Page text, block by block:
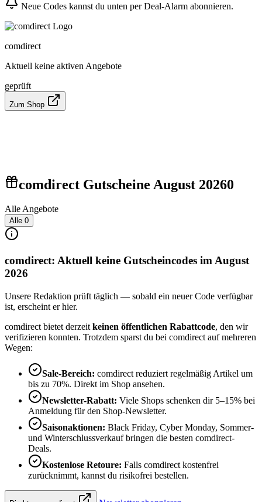
Neue Codes kannst du unten per Deal-Alarm abonnieren.
comdirect
Aktuell keine aktiven Angebote
geprüft
Zum Shop
comdirect Gutscheine August 20260
Alle Angebote
Alle 0
comdirect: Aktuell keine Gutscheincodes im August
2026
Unsere Redaktion prüft täglich — sobald ein neuer Code verfügbar
ist, erscheint er hier.
comdirect bietet derzeit keinen öffentlichen Rabattcode, den wir
verifizieren konnten. Trotzdem sparst du bei comdirect auf mehreren
Wegen:
Sale-Bereich: comdirect reduziert regelmäßig Artikel um
bis zu 70%. Direkt im Shop ansehen.
Newsletter-Rabatt: Viele Shops schenken dir 5–15% bei
Anmeldung für den Shop-Newsletter.
Saisonaktionen: Black Friday, Cyber Monday, Sommer-
und Winterschlussverkauf bringen die besten comdirect-
Deals.
Kostenlose Retoure: Falls comdirect kostenfrei
zurücknimmt, kannst du risikofrei bestellen.